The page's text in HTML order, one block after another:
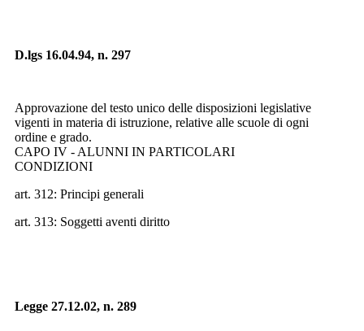
D.lgs 16.04.94, n. 297
Approvazione del testo unico delle disposizioni legislative
vigenti in materia di istruzione, relative alle scuole di ogni
ordine e grado.
CAPO IV - ALUNNI IN PARTICOLARI
CONDIZIONI
art. 312: Principi generali
art. 313: Soggetti aventi diritto
Legge 27.12.02, n. 289